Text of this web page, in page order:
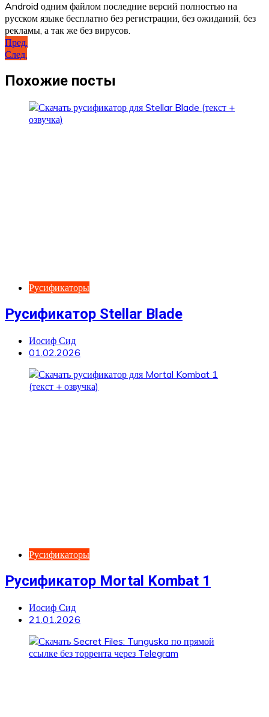
Android одним файлом последние версий полностью на
русском языке бесплатно без регистрации, без ожиданий, без
рекламы, а так же без вирусов.
Навигация
по
записям
Пред.
След.
Похожие посты
Русификаторы
Русификатор Stellar Blade
Иосиф Сид
01.02.2026
Русификаторы
Русификатор Mortal Kombat 1
Иосиф Сид
21.01.2026